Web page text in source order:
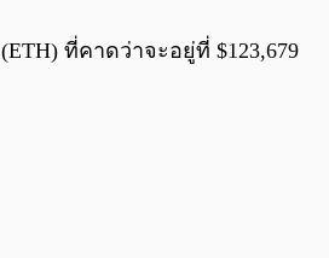
ที่คาดว่าจะอยู่ที่ $123,679